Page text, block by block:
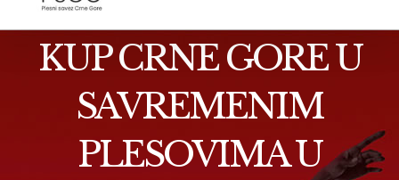
KUP CRNE GORE U
SAVREMENIM
PLESOVIMA U